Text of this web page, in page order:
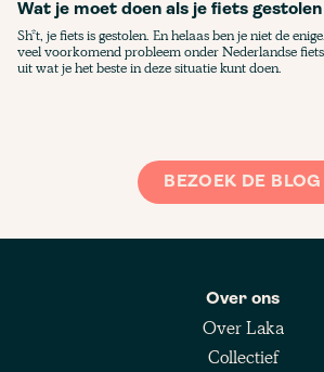
Wat je moet doen als je fiets gestolen
Sh*t, je fiets is gestolen. En helaas ben je niet de
veel voorkomend probleem onder Nederlandse
uit wat je het beste in deze situatie kunt doen.
BEZOEK DE BLOG
Over ons
Over Laka
Collectief